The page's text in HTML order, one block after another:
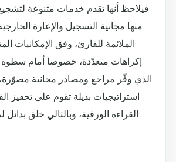
فيلاحظ أنها تقدم خدمات متنوعة
منها مجانية التسجيل والإعارة
الملائمة للقارئ، وفق الإمكانيات
إكراهات متعدّدة، خصوصا أمام سطوة
الذي وفّر مراجع ومصادر مجانية
استراتيجيات بديلة تقوم على تحفيز
القراءة الورقية، وبالتالي خلق